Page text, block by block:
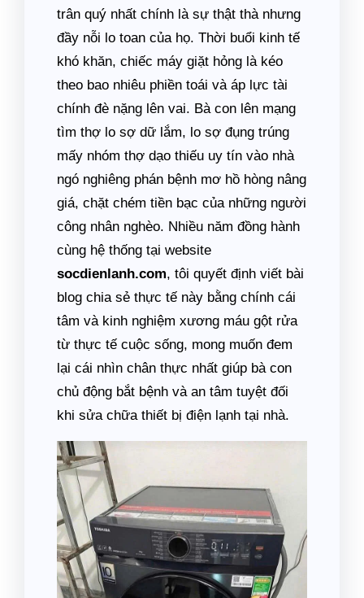
trân quý nhất chính là sự thật thà nhưng
đầy nỗi lo toan của họ. Thời buổi kinh tế
khó khăn, chiếc máy giặt hỏng là kéo
theo bao nhiêu phiền toái và áp lực tài
chính đè nặng lên vai. Bà con lên mạng
tìm thợ lo sợ dữ lắm, lo sợ đụng trúng
mấy nhóm thợ dạo thiếu uy tín vào nhà
ngó nghiêng phán bệnh mơ hồ hòng nâng
giá, chặt chém tiền bạc của những người
công nhân nghèo. Nhiều năm đồng hành
cùng hệ thống tại website
socdienlanh.com, tôi quyết định viết bài
blog chia sẻ thực tế này bằng chính cái
tâm và kinh nghiệm xương máu gột rửa
từ thực tế cuộc sống, mong muốn đem
lại cái nhìn chân thực nhất giúp bà con
chủ động bắt bệnh và an tâm tuyệt đối
khi sửa chữa thiết bị điện lạnh tại nhà.